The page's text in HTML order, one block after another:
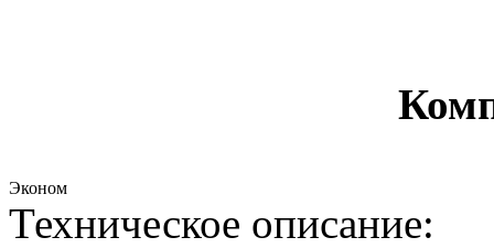
Эконом
Техническое описание: